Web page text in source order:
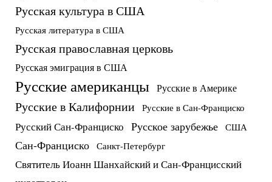
Русская культура в США
Русская литература в США
Русская православная церковь
Русская эмиграция в США
Русские американцы Русские в Америке
Русские в Калифорнии Русские в Сан-Франциско
Русский Сан-Франциско Русское зарубежье США
Сан-Франциско Санкт-Петербург
Святитель Иоанн Шанхайский и Сан-Францисский